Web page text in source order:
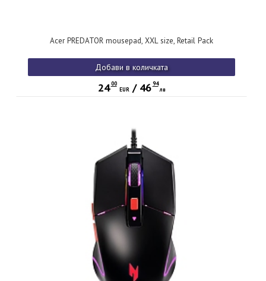
Acer PREDATOR mousepad, XXL size, Retail Pack
Добави в количката
24 00
EUR/ 46 94
лв